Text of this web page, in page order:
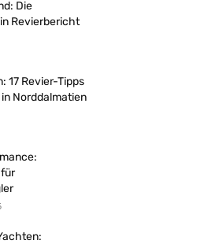
Die
Revierbericht
17 Revier-Tipps
Norddalmatien